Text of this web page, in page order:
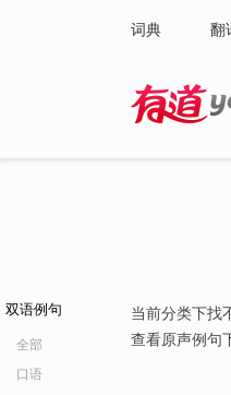
词典 翻
双语例句
全部
口语
当前分类下找
查看原声例句